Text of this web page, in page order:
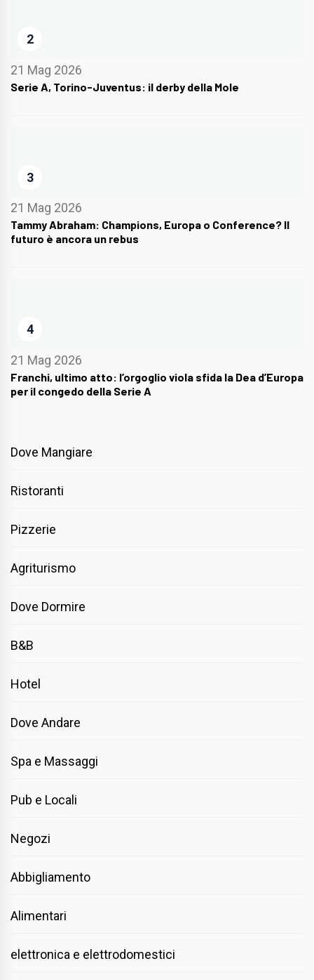
2
21 Mag 2026
Serie A, Torino-Juventus: il derby della Mole
3
21 Mag 2026
Tammy Abraham: Champions, Europa o Conference? Il
futuro è ancora un rebus
4
21 Mag 2026
Franchi, ultimo atto: l’orgoglio viola sfida la Dea d’Europa
per il congedo della Serie A
Dove Mangiare
Ristoranti
Pizzerie
Agriturismo
Dove Dormire
B&B
Hotel
Dove Andare
Spa e Massaggi
Pub e Locali
Negozi
Abbigliamento
Alimentari
elettronica e elettrodomestici